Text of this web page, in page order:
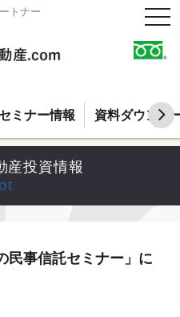
トナー
セミナー情報 資料ダウンロ
産投資情報
民事信託セミナー」に
t
o
g
l
v
i
a